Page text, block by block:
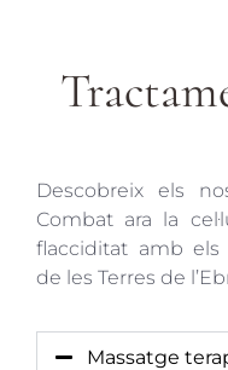
Descobreix els
Combat ara la
flacciditat amb els
de les Terres de
Massatge